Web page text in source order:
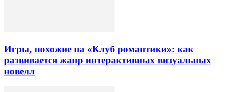
Игры, похожие на «Клуб романтики»: как
развивается жанр интерактивных визуальных
новелл